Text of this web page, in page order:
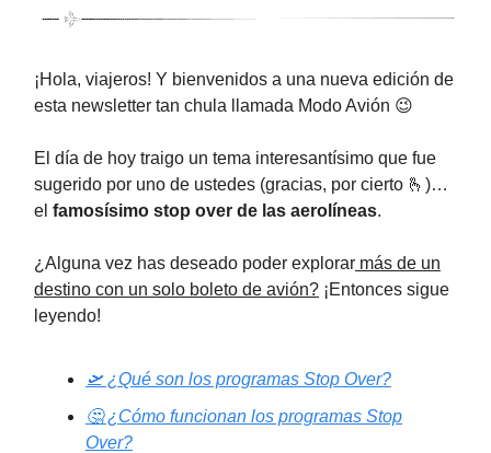
¡Hola, viajeros! Y bienvenidos a una nueva edición de
esta newsletter tan chula llamada Modo Avión 😉
El día de hoy traigo un tema interesantísimo que fue
sugerido por uno de ustedes (gracias, por cierto 🫰)…
el famosísimo stop over de las aerolíneas.
¿Alguna vez has deseado poder explorar más de un
destino con un solo boleto de avión? ¡Entonces sigue
leyendo!
🛫 ¿Qué son los programas Stop Over?
🤔 ¿Cómo funcionan los programas Stop
Over?